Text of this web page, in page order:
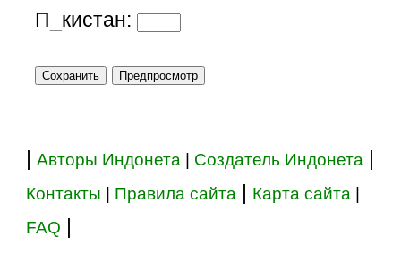
П_кистан:
|Авторы Индонета | Создатель Индонета |
Контакты | Правила сайта | Карта сайта |
FAQ |